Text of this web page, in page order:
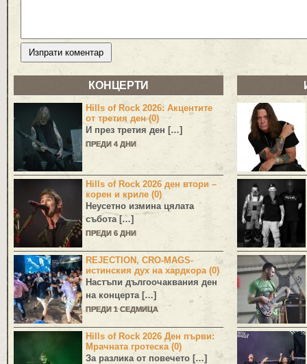
КОНЦЕРТИ
Hills of Rock 2026: Акцентите
от третия ден (0)
И през третия ден […]
ПРЕДИ 4 ДНИ
Hills of Rock 2026 ден втори –
корен и криле (0)
Неусетно измина цялата
събота […]
ПРЕДИ 6 ДНИ
REJECTION, CRO-MAGS-
истинския дух на хардкора (0)
Настъпи дългоочаквания ден
на концерта […]
ПРЕДИ 1 СЕДМИЦА
Hills of Rock 2026 Ден първи:
Мрачната гротеска (0)
За разлика от повечето […]